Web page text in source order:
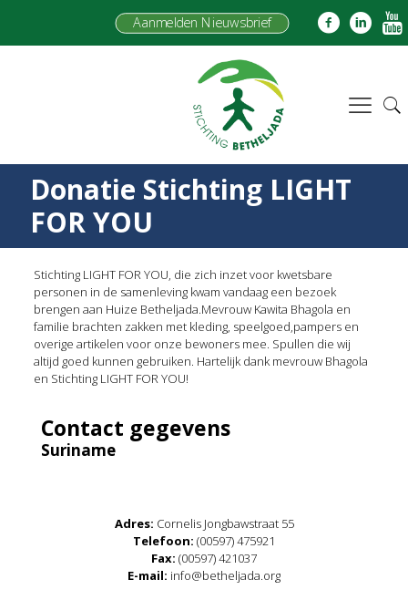
Aanmelden Nieuwsbrief
Donatie Stichting LIGHT
FOR YOU
Stichting LIGHT FOR YOU, die zich inzet voor kwetsbare
personen in de samenleving kwam vandaag een bezoek
brengen aan Huize Betheljada.Mevrouw Kawita Bhagola en
familie brachten zakken met kleding, speelgoed,pampers en
overige artikelen voor onze bewoners mee. Spullen die wij
altijd goed kunnen gebruiken. Hartelijk dank mevrouw Bhagola
en Stichting LIGHT FOR YOU!
Contact gegevens
Suriname
Adres: Cornelis Jongbawstraat 55
Telefoon: (00597) 475921
Fax: (00597) 421037
E-mail: info@betheljada.org